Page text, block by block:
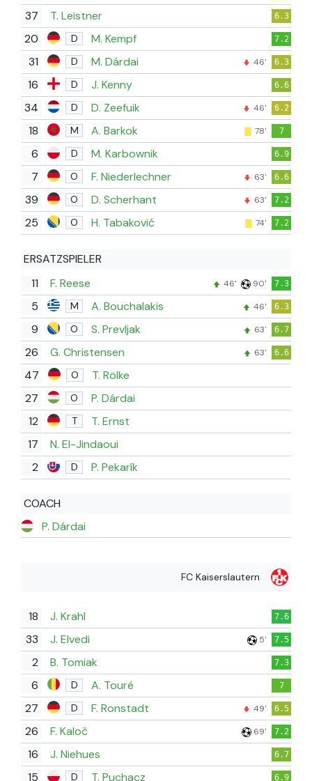
37 T. Leistner 6.3
20 D M. Kempf 7.2
31 D M. Dárdai 46' 6.3
16 D J. Kenny 6.6
34 D D. Zeefuik 46' 6.2
18 M A. Barkok 78' 7
6 D M. Karbownik 6.9
7 O F. Niederlechner 63' 6.6
39 O D. Scherhant 63' 7.2
25 O H. Tabaković 74' 7.2
ERSATZSPIELER
11
F. Reese 46' 90' 7.3
5 M A. Bouchalakis 46' 6.3
9 O S. Prevljak 63' 6.7
26 G. Christensen 63' 6.6
47 O
T. Rölke
27
O
P. Dárdai
12
T
T. Ernst
17
N. El-Jindaoui
2
D P. Pekarík
COACH
P. Dárdai
FC Kaiserslautern
18 J. Krahl 7.6
33 J. Elvedi 5' 7.5
2 B. Tomiak 7.3
6 D A. Touré 7
27 D F. Ronstadt 49' 6.5
26 F. Kaloč 69' 7.2
16 J. Niehues 6.7
15 D T. Puchacz 6.9